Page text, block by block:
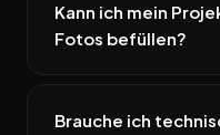
Kann ich mein
Fotos befüllen?
Brauche ich